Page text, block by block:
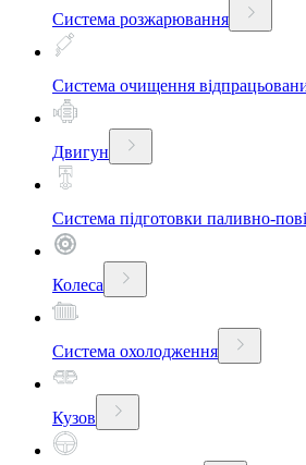
Система розжарювання
Система очищення
Двигун
Система підготовки паливно-
Колеса
Система охолодження
Кузов